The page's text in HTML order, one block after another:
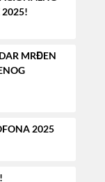
2025!
MRĐEN
2025